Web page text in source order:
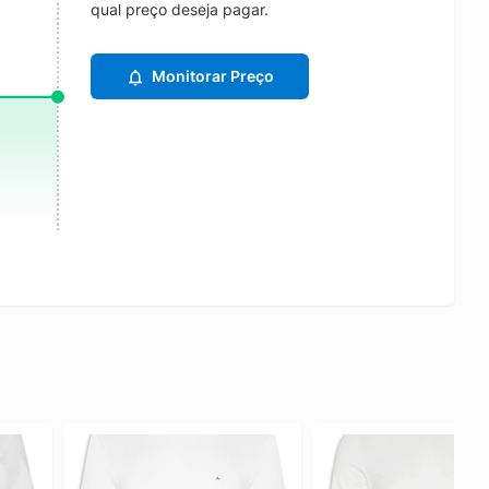
qual preço deseja pagar.
Monitorar Preço